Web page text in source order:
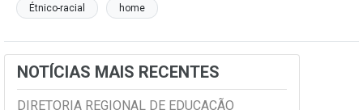
Étnico-racial home
NOTÍCIAS MAIS RECENTES
DIRETORIA REGIONAL DE EDUCAÇÃO